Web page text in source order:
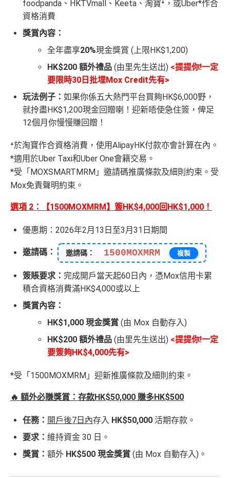
foodpanda、HKTVmall、Keeta、淘寶⁺，或Uber*作合
資格消費
獎賞內容：
全年盡享20%現金獎賞 (上限HK$1,200)
HK$200 額外禮品 (由里先生送出) <提提你!一定
要限時30日批埋Mox Credit先有>
玩法例子： 如果你係五大熱門平台買夠HK$6,000野，
就拎盡HK$1,200現金回贈喇！迎新唔使急住簽，俾足
12個月你慢慢賺回贈！
⁺於淘寶作合資格消費，使用AlipayHK付款亦會計算在內。
*適用於Uber Taxi和Uber One會籍交易。
*受「MOXSMARTMRM」邀請碼推廣條款及細則約束。受
Mox免責聲明約束。
選項 2：【1500MOXMRM】簽HK$4,000回HK$1,000！
優惠期：2026年2月13日至3月31日期間
邀請碼： 邀請碼： 1500MOXMRM 複製
簽賬要求： 完成開戶當天起60日內，憑Mox信用卡累
積合資格消費滿HK$4,000或以上
獎賞內容：
HK$1,000 現金獎賞 (由 Mox 自動存入)
HK$200 額外禮品 (由里先生送出) <提提你!一定
要簽夠HK$4,000先有>
*受「1500MOXMRM」迎新推廣條款及細則約束。
🔥 額外必賺獎賞：存款HK$50,000 賺多HK$500
任務： 開戶後7日內存入 HK$50,000 活期存款。
要求： 維持資金 30 日。
獎賞： 額外 HK$500 現金獎賞 (由 Mox 自動存入)。